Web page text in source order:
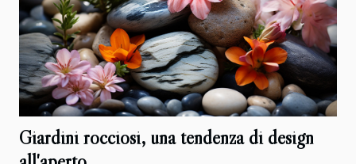
Giardini rocciosi, una tendenza di design